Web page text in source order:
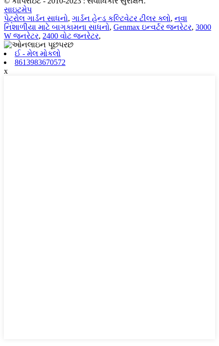
સાઇટમેપ
પેટ્રોલ ગાર્ડન સાધનો, ગાર્ડન હેન્ડ કલ્ટિવેટર ટીલર ક્લો, નવા
નિશાળીયા માટે બાગકામના સાધનો, Genmax ઇન્વર્ટર જનરેટર, 3000
W જનરેટર, 2400 વોટ જનરેટર,
ઈ - મેલ મોકલો
8613983670572
x